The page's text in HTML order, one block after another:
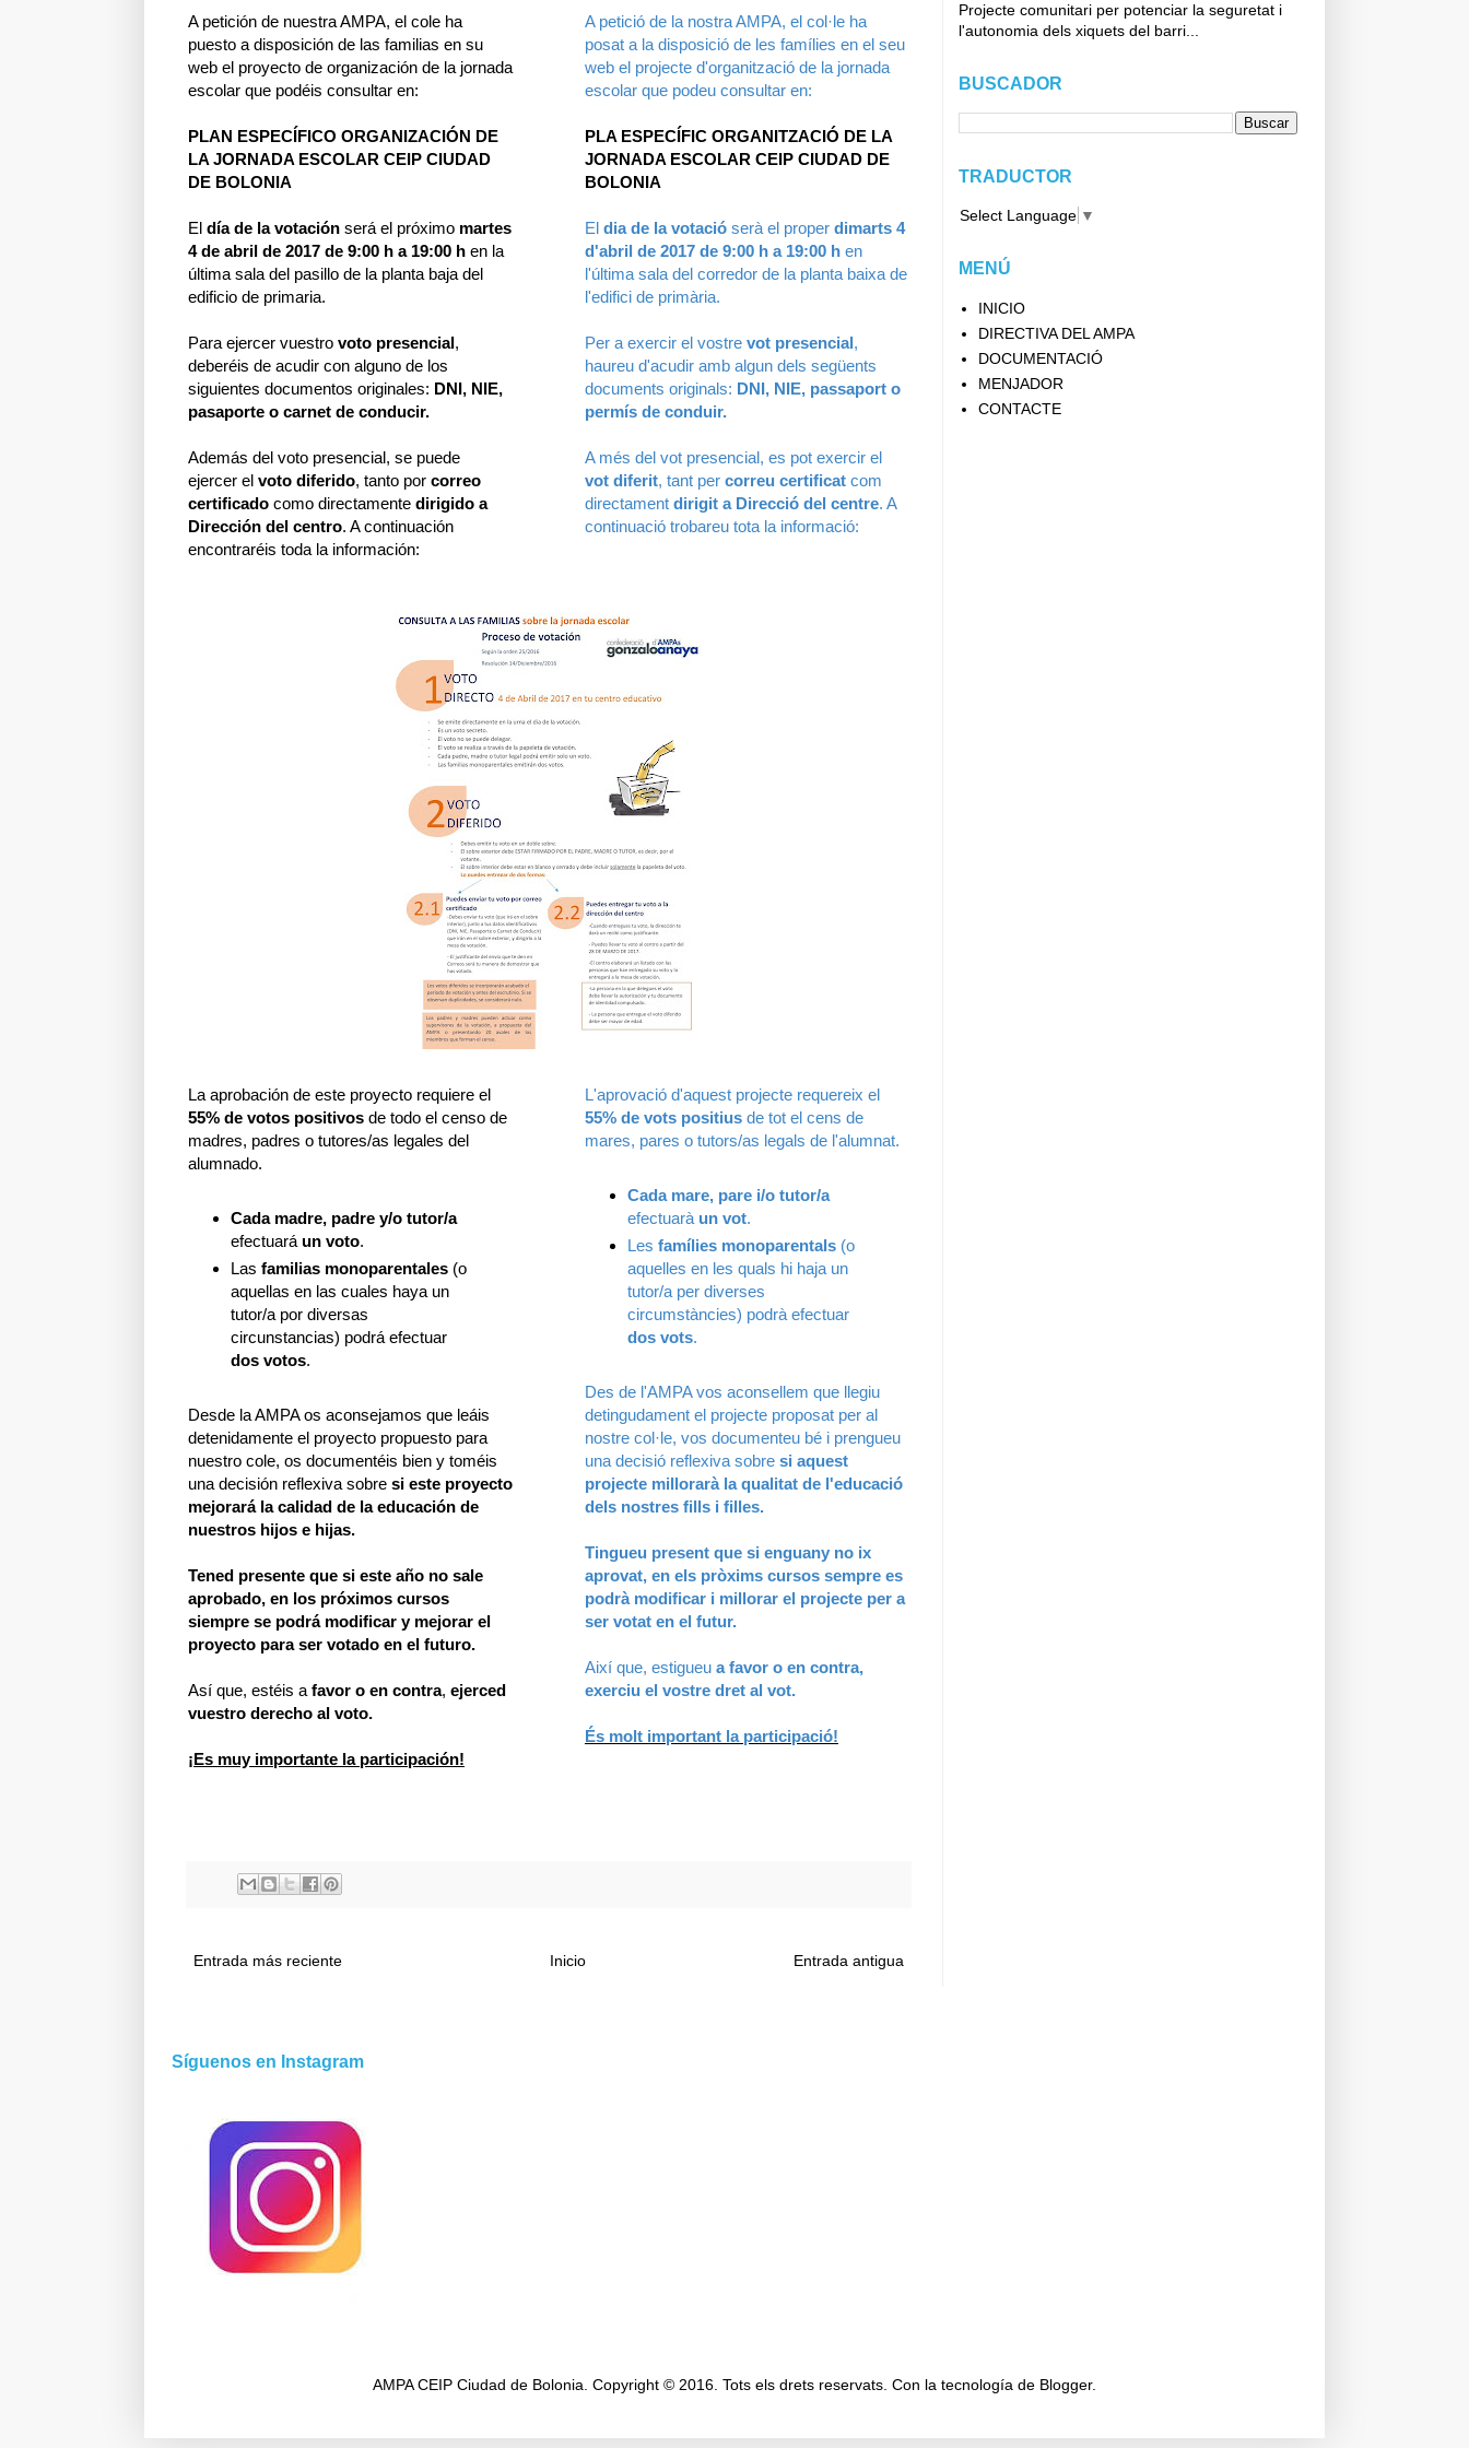
A petición de nuestra AMPA, el cole ha
puesto a disposición de las familias en su
web el proyecto de organización de la jornada
escolar que podéis consultar en:
PLAN ESPECÍFICO ORGANIZACIÓN DE
LA JORNADA ESCOLAR CEIP CIUDAD
DE BOLONIA
El día de la votación será el próximo martes
4 de abril de 2017 de 9:00 h a 19:00 h en la
última sala del pasillo de la planta baja del
edificio de primaria.
Para ejercer vuestro voto presencial,
deberéis de acudir con alguno de los
siguientes documentos originales: DNI, NIE,
pasaporte o carnet de conducir.
Además del voto presencial, se puede
ejercer el voto diferido, tanto por correo
certificado como directamente dirigido a
Dirección del centro. A continuación
encontraréis toda la información:
A petició de la nostra AMPA, el col·le ha
posat a la disposició de les famílies en el seu
web el projecte d'organització de la jornada
escolar que podeu consultar en:
PLA ESPECÍFIC ORGANITZACIÓ DE LA
JORNADA ESCOLAR CEIP CIUDAD DE
BOLONIA
El dia de la votació serà el proper dimarts 4
d'abril de 2017 de 9:00 h a 19:00 h en
l'última sala del corredor de la planta baixa de
l'edifici de primària.
Per a exercir el vostre vot presencial,
haureu d'acudir amb algun dels següents
documents originals: DNI, NIE, passaport o
permís de conduir.
A més del vot presencial, es pot exercir el
vot diferit, tant per correu certificat com
directament dirigit a Direcció del centre. A
continuació trobareu tota la informació:
La aprobación de este proyecto requiere el
55% de votos positivos de todo el censo de
madres, padres o tutores/as legales del
alumnado.
Cada madre, padre y/o tutor/a
efectuará un voto.
Las familias monoparentales(o
aquellas en las cuales haya un
tutor/a por diversas
circunstancias) podrá efectuar
dos votos.
Desde la AMPA os aconsejamos que leáis
detenidamente el proyecto propuesto para
nuestro cole, os documentéis bien y toméis
una decisión reflexiva sobre si este proyecto
mejorará la calidad de la educación de
nuestros hijos e hijas.
Tened presente que si este año no sale
aprobado, en los próximos cursos
siempre se podrá modificar y mejorar el
proyecto para ser votado en el futuro.
Así que, estéis a favor o en contra, ejerced
vuestro derecho al voto.
¡Es muy importante la participación!
L'aprovació d'aquest projecte requereix el
55% de vots positius de tot el cens de
mares, pares o tutors/as legals de l'alumnat.
Cada mare, pare i/o tutor/a
efectuaràun vot.
Les famílies monoparentals (o
aquelles en les quals hi haja un
tutor/a per diverses
circumstàncies) podrà efectuar
dos vots.
Des de l'AMPA vos aconsellem que llegiu
detingudament el projecte proposat per al
nostre col·le, vos documenteu bé i prengueu
una decisió reflexiva sobre si aquest
projecte millorarà la qualitat de l'educació
dels nostres fills i filles.
Tingueu present que si enguany no ix
aprovat, en els pròxims cursos sempre es
podrà modificar i millorar el projecte per a
ser votat en el futur.
Així que, estigueu a favor o en contra,
exerciu el vostre dret al vot.
És molt important la participació!
Entrada más reciente Entrada antigua
Inicio
Projecte comunitari per potenciar la seguretat i
l'autonomia dels xiquets del barri...
BUSCADOR
TRADUCTOR
Select Language ▼
MENÚ
INICIO
DIRECTIVA DEL AMPA
DOCUMENTACIÓ
MENJADOR
CONTACTE
Síguenos en Instagram
AMPA CEIP Ciudad de Bolonia. Copyright © 2016. Tots els drets reservats. Con la tecnología de Blogger.